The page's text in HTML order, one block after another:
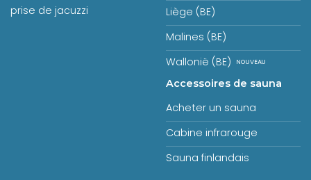
prise de jacuzzi
Liège (BE)
Malines (BE)
Wallonië (BE)
Accessoires de sauna
Acheter un sauna
Cabine infrarouge
Sauna finlandais